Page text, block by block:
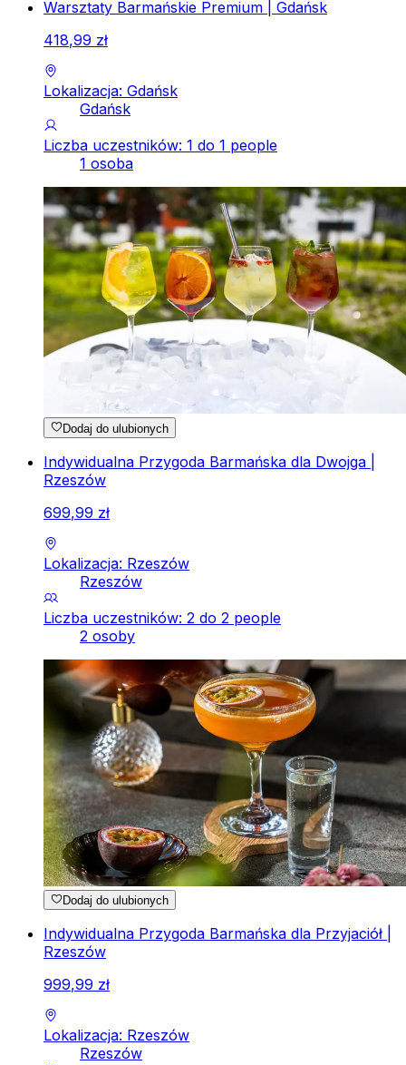
Warsztaty Barmańskie Premium | Gdańsk
418,99 zł
Lokalizacja: Gdańsk
Gdańsk
Liczba uczestników: 1 do 1 people
1 osoba
Dodaj do ulubionych
Indywidualna Przygoda Barmańska dla Dwojga |
Rzeszów
699,99 zł
Lokalizacja: Rzeszów
Rzeszów
Liczba uczestników: 2 do 2 people
2 osoby
Dodaj do ulubionych
Indywidualna Przygoda Barmańska dla Przyjaciół |
Rzeszów
999,99 zł
Lokalizacja: Rzeszów
Rzeszów